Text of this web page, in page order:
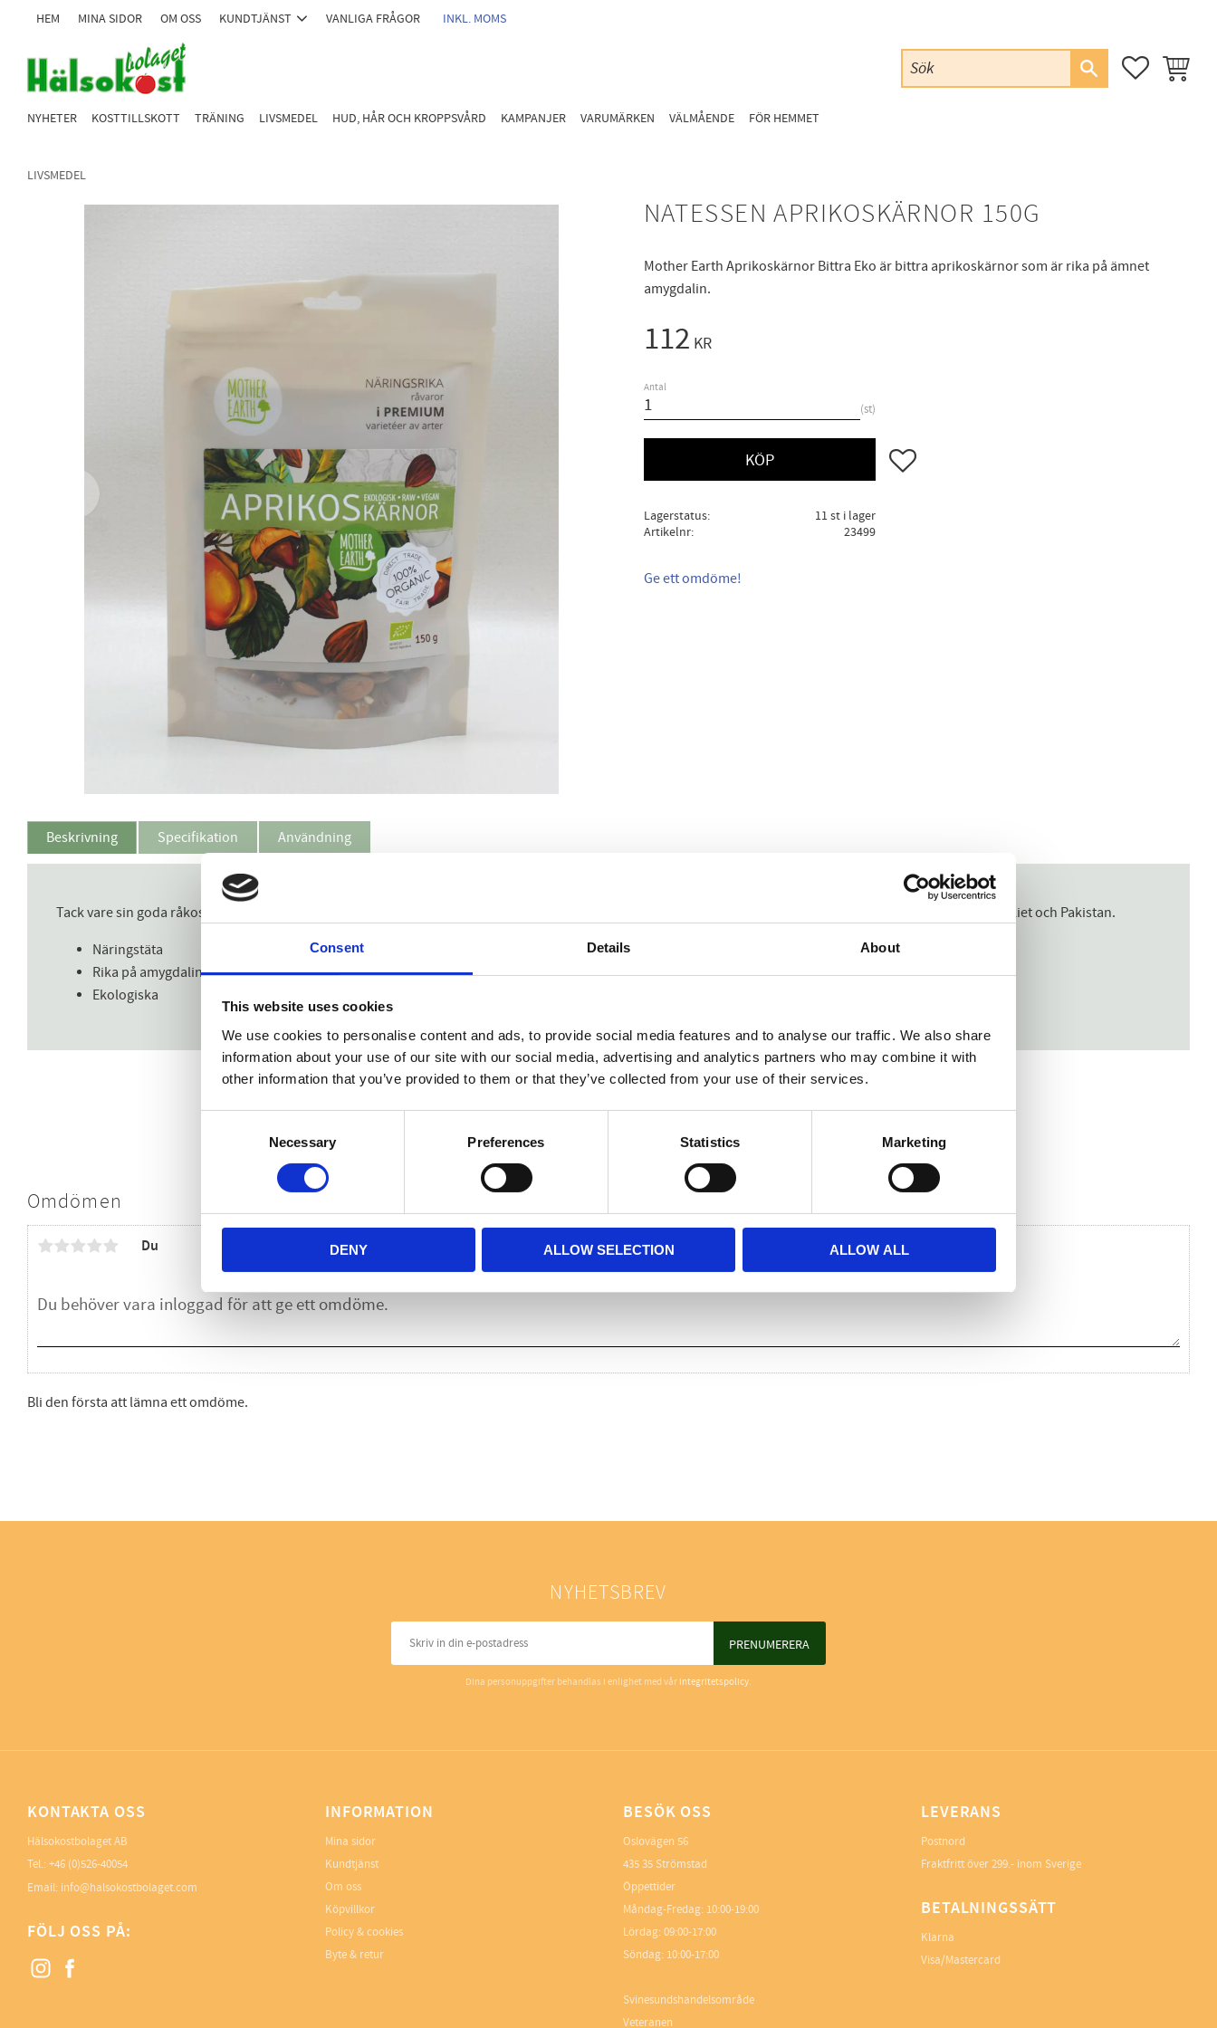
Consent Details About
This website uses cookies
We use cookies to personalise content and ads, to provide social media features and to analyse our traffic. We also share
information about your use of our site with our social media, advertising and analytics partners who may combine it with
other information that you’ve provided to them or that they’ve collected from your use of their services.
Necessary Preferences Statistics Marketing
DENY ALLOW SELECTION ALLOW ALL
HEM MINA SIDOR OM OSS KUNDTJÄNST VANLIGA FRÅGOR INKL. MOMS
FAVORITER
NYHETER KOSTTILLSKOTT TRÄNING LIVSMEDEL HUD, HÅR OCH KROPPSVÅRD KAMPANJER VARUMÄRKEN VÄLMÅENDE FÖR HEMMET
LIVSMEDEL
NATESSEN APRIKOSKÄRNOR 150G
Mother Earth Aprikoskärnor Bittra Eko är bittra aprikoskärnor som är rika på ämnet
amygdalin.
112 KR
Antal
st
KÖP Lägg till i favoriter
Lagerstatus
11 st i lager
Artikelnr
23499
Ge ett omdöme!
Beskrivning Specifikation Användning
Tack vare sin goda råkostkvalitet har de behållit hela sitt näringsvärde och är mycket näringstäta. Aprikoskärnor Bittra Eko är ekologiska och kommer från Turkiet och Pakistan.
Näringstäta
Rika på amygdalin
Ekologiska
Omdömen
Du
Bli den första att lämna ett omdöme.
NYHETSBREV
PRENUMERERA
Dina personuppgifter behandlas i enlighet med vår integritetspolicy.
KONTAKTA OSS
Hälsokostbolaget AB
Tel.: +46 (0)526-40054
Email: info@halsokostbolaget.com
FÖLJ OSS PÅ:
INFORMATION
Mina sidor
Kundtjänst
Om oss
Köpvillkor
Policy & cookies
Byte & retur
BESÖK OSS
Oslovägen 56
435 35 Strömstad
Öppettider
Måndag-Fredag: 10:00-19:00
Lördag: 09:00-17:00
Söndag: 10:00-17:00
Svinesundshandelsområde
Veteranen
LEVERANS
Postnord
Fraktfritt över 299.- inom Sverige
BETALNINGSSÄTT
Klarna
Visa/Mastercard